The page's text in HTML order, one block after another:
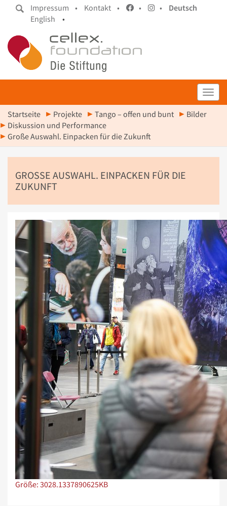
Impressum • Kontakt • • •
Deutsch
English
•
Startseite Projekte Tango – offen und bunt
Bilder
Diskussion und Performance
Große Auswahl. Einpacken für die Zukunft
GROSSE AUSWAHL. EINPACKEN FÜR DIE Z
UKUNFT
Zeige Bild in voller Größe…
Größe: 3028.1337890625KB